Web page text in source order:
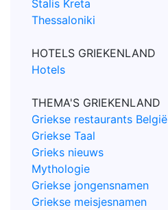
Stalis Kreta
Thessaloniki
HOTELS GRIEKENLAND
Hotels
THEMA'S GRIEKENLAND
Griekse restaurants België
Griekse Taal
Grieks nieuws
Mythologie
Griekse jongensnamen
Griekse meisjesnamen